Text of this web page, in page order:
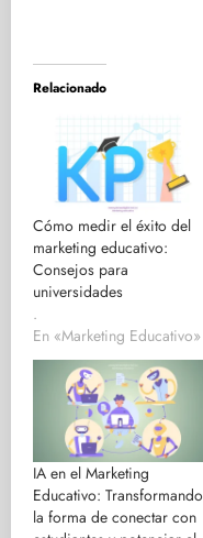
Relacionado
Cómo medir el éxito del
marketing educativo:
Consejos para
universidades
.
En «Marketing Educativo»
IA en el Marketing
Educativo: Transformando
la forma de conectar con